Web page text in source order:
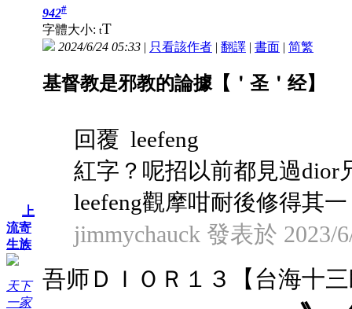
上
流寄
生族
天下
一家
942#
字體大小: tT
2024/6/24 05:33 | 只看該作者 | 翻譯 | 書面 | 简繁
基督教是邪教的論據【＇圣＇经】
回覆 leefeng
紅字？呢招以前都見過dior
leefeng觀摩咁耐後修得其一
jimmychauck 發表於 2023/
吾师ＤＩＯＲ１３【台海十